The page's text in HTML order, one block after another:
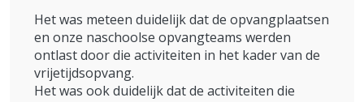
Het was meteen duidelijk dat de opvangplaatsen
en onze naschoolse opvangteams werden
ontlast door die activiteiten in het kader van de
vrijetijdsopvang.
Het was ook duidelijk dat de activiteiten die